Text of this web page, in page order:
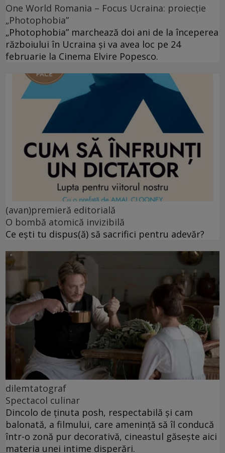
One World Romania – Focus Ucraina: proiecție
„Photophobia”
„Photophobia” marchează doi ani de la începerea
războiului în Ucraina și va avea loc pe 24
februarie la Cinema Elvire Popesco.
(avan)premieră editorială
O bombă atomică invizibilă
Ce ești tu dispus(ă) să sacrifici pentru adevăr?
dilemtatograf
Spectacol culinar
Dincolo de ținuta posh, respectabilă și cam
balonată, a filmului, care amenință să îl conducă
într-o zonă pur decorativă, cineastul găsește aici
materia unei intime disperări.